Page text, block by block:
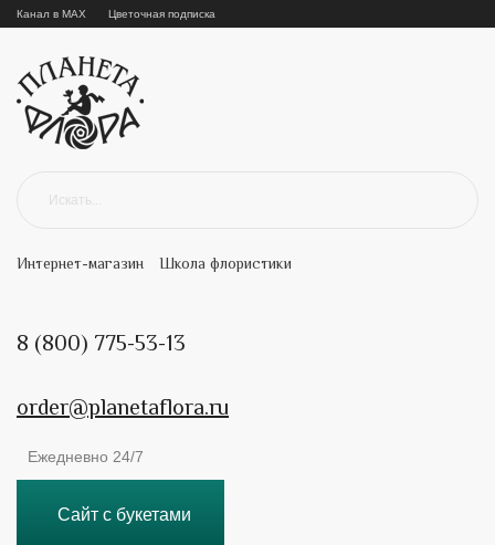
Канал в MAX Цветочная подписка
Интернет-магазин Школа флористики
8 (800) 775-53-13
order@planetaflora.ru
Ежедневно 24/7
Сайт с букетами